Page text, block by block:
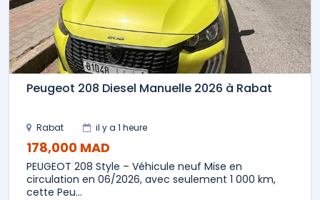
Peugeot 208 Diesel Manuelle 2026 à Rabat
Rabat il y a 1 heure
178,000 MAD
PEUGEOT 208 Style – Véhicule neuf Mise en
circulation en 06/2026, avec seulement 1 000 km,
cette Peu...